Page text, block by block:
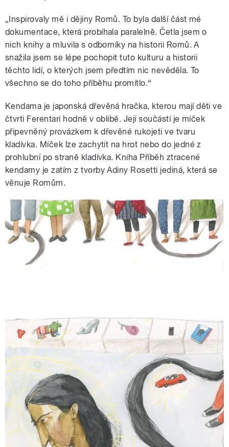
„Inspirovaly mě i dějiny Romů. To byla další část mé
dokumentace, která probíhala paralelně. Četla jsem o
nich knihy a mluvila s odborníky na historii Romů. A
snažila jsem se lépe pochopit tuto kulturu a historii
těchto lidí, o kterých jsem předtím nic nevěděla. To
všechno se do toho příběhu promítlo.“
Kendama je japonská dřevěná hračka, kterou mají děti ve
čtvrti Ferentari hodně v oblibě. Její součástí je míček
připevněný provázkem k dřevěné rukojeti ve tvaru
kladívka. Míček lze zachytit na hrot nebo do jedné z
prohlubní po straně kladívka. Kniha Příběh ztracené
kendamy je zatím z tvorby Adiny Rosetti jediná, která se
věnuje Romům.